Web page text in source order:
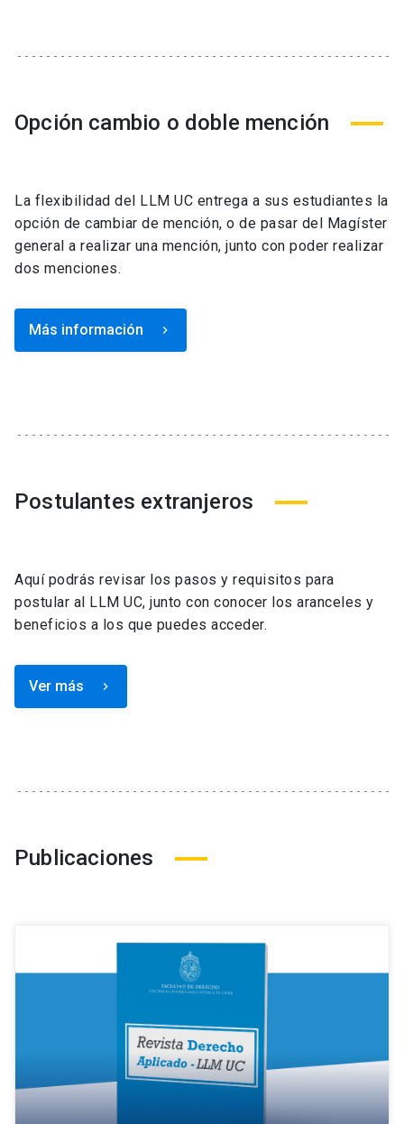
Opción cambio o doble mención
La flexibilidad del LLM UC entrega a sus estudiantes la
opción de cambiar de mención, o de pasar del Magíster
general a realizar una mención, junto con poder realizar
dos menciones.
Más información keyboard_arrow_right
Postulantes extranjeros
Aquí podrás revisar los pasos y requisitos para
postular al LLM UC, junto con conocer los aranceles y
beneficios a los que puedes acceder.
Ver más keyboard_arrow_right
Publicaciones